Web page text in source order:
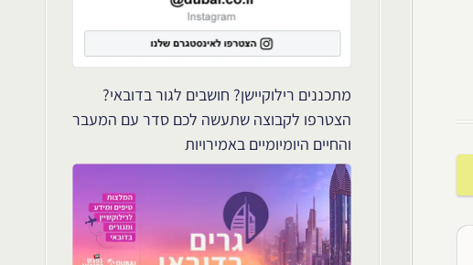
מתכננים רילוקיישן? חושבים לגור בדובאי?
הצטרפו לקבוצה שתעשה לכם סדר עם המעבר
והחיים היומיומיים באמירויות